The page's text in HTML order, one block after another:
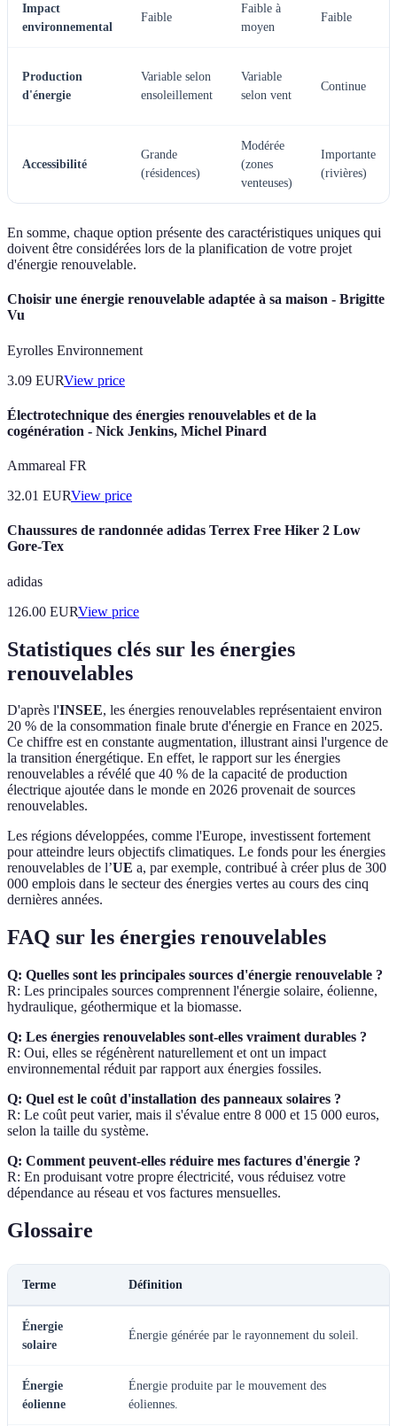
Impact
environnemental
Faible
Faible à
moyen
Faible
Production
d'énergie
Variable selon
ensoleillement
Variable
selon vent
Continue
Accessibilité
Grande
(résidences)
Modérée
(zones
venteuses)
Importante
(rivières)
En somme, chaque option présente des caractéristiques uniques qui
doivent être considérées lors de la planification de votre projet
d'énergie renouvelable.
Choisir une énergie renouvelable adaptée à sa maison - Brigitte
Vu
Eyrolles Environnement
3.09 EURView price
Électrotechnique des énergies renouvelables et de la
cogénération - Nick Jenkins, Michel Pinard
Ammareal FR
32.01 EURView price
Chaussures de randonnée adidas Terrex Free Hiker 2 Low
Gore-Tex
adidas
126.00 EURView price
Statistiques clés sur les énergies
renouvelables
D'après l'INSEE, les énergies renouvelables représentaient environ
20 % de la consommation finale brute d'énergie en France en 2025.
Ce chiffre est en constante augmentation, illustrant ainsi l'urgence de
la transition énergétique. En effet, le rapport sur les énergies
renouvelables a révélé que 40 % de la capacité de production
électrique ajoutée dans le monde en 2026 provenait de sources
renouvelables.
Les régions développées, comme l'Europe, investissent fortement
pour atteindre leurs objectifs climatiques. Le fonds pour les énergies
renouvelables de l’UE a, par exemple, contribué à créer plus de 300
000 emplois dans le secteur des énergies vertes au cours des cinq
dernières années.
FAQ sur les énergies renouvelables
Q: Quelles sont les principales sources d'énergie renouvelable ?
R: Les principales sources comprennent l'énergie solaire, éolienne,
hydraulique, géothermique et la biomasse.
Q: Les énergies renouvelables sont-elles vraiment durables ?
R: Oui, elles se régénèrent naturellement et ont un impact
environnemental réduit par rapport aux énergies fossiles.
Q: Quel est le coût d'installation des panneaux solaires ?
R: Le coût peut varier, mais il s'évalue entre 8 000 et 15 000 euros,
selon la taille du système.
Q: Comment peuvent-elles réduire mes factures d'énergie ?
R: En produisant votre propre électricité, vous réduisez votre
dépendance au réseau et vos factures mensuelles.
Glossaire
Terme Définition
Énergie
solaire
Énergie générée par le rayonnement du soleil.
Énergie
éolienne
Énergie produite par le mouvement des
éoliennes.